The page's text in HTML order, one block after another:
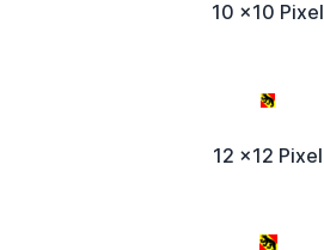
10 x10 Pixel
12 x12 Pixel